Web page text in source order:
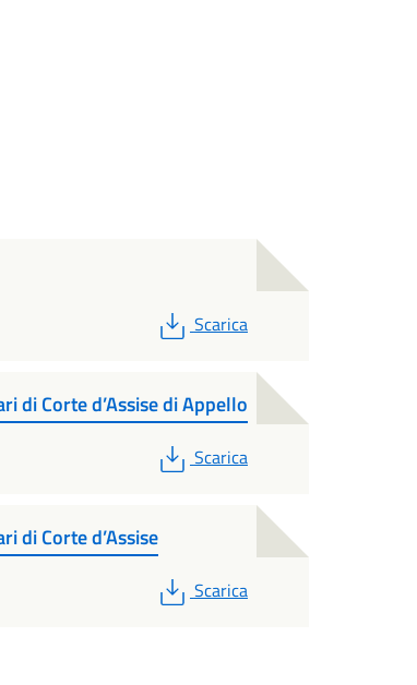
PDF
Scarica
di Corte d’Assise di Appello
PDF
Scarica
di Corte d’Assise
PDF
Scarica